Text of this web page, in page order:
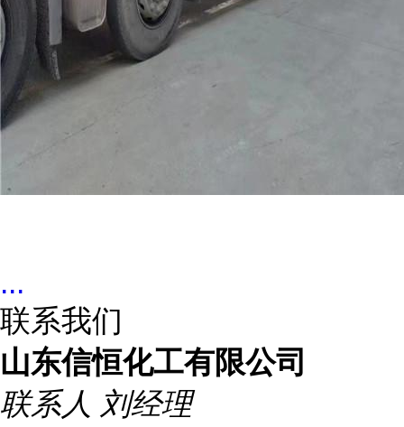
...
联系我们
山东信恒化工有限公司
联系人 刘经理